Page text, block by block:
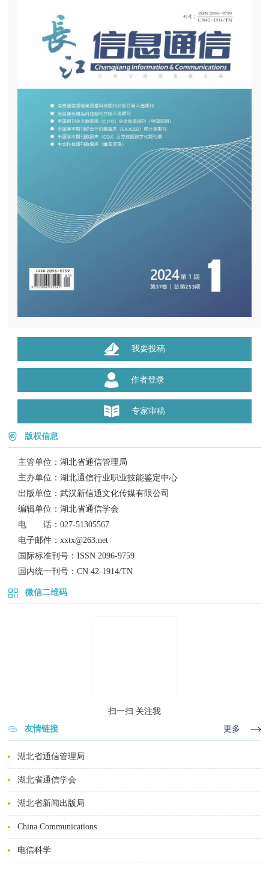
我要投稿
作者登录
专家审稿
版权信息
主管单位：湖北省通信管理局
主办单位：湖北通信行业职业技能鉴定中心
出版单位：武汉新信通文化传媒有限公司
编辑单位：湖北省通信学会
电 话：027-51305567
电子邮件：xxtx@263.net
国际标准刊号：ISSN 2096-9759
国内统一刊号：CN 42-1914/TN
微信二维码
扫一扫 关注我
友情链接
更多
湖北省通信管理局
湖北省通信学会
湖北省新闻出版局
China Communications
电信科学